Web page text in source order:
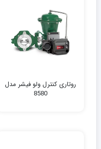
روتاری کنترل ولو فیشر مدل
8580